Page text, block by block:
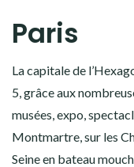
Paris
La capitale de
5, grâce aux
musées, expo,
Montmartre, sur les
Seine en bateau